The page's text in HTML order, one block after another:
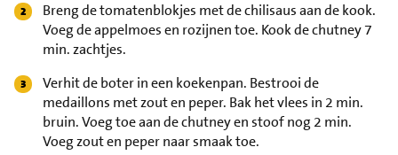
Breng de tomatenblokjes met de chilisaus aan de kook.
Voeg de appelmoes en rozijnen toe. Kook de chutney 7
min. zachtjes.
Verhit de boter in een koekenpan. Bestrooi de
medaillons met zout en peper. Bak het vlees in 2 min.
bruin. Voeg toe aan de chutney en stoof nog 2 min.
Voeg zout en peper naar smaak toe.